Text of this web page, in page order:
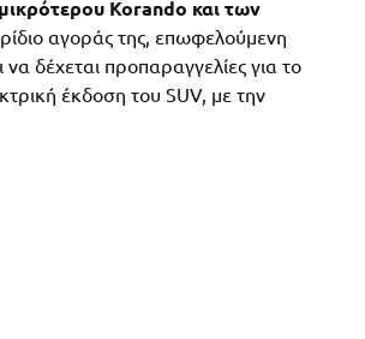
Korando και των
αγοράς της, επωφελούμενη
δέχεται προπαραγγελίες για το
έκδοση του SUV, με την